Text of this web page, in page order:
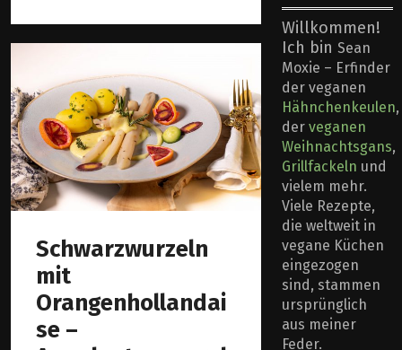
Schwarzwurzeln
mit
Orangenhollandai
se –
Willkommen!
Ich bin Sean
Moxie – Erfinder
der veganen
Hähnchenkeulen,
der veganen
Weihnachtsgans,
Grillfackeln und
vielem mehr.
Viele Rezepte,
die weltweit in
vegane Küchen
eingezogen
sind, stammen
ursprünglich
aus meiner
Feder.